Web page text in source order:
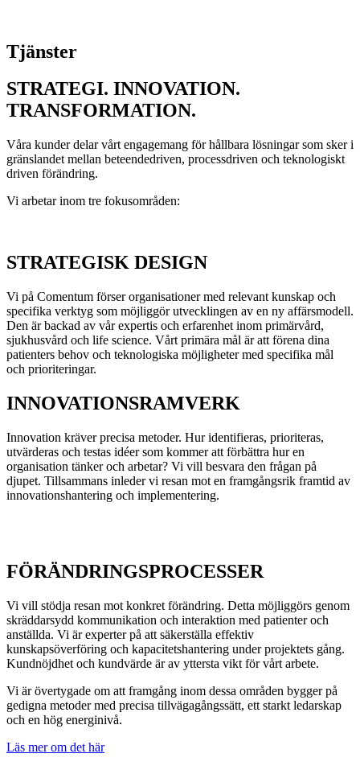
Tjänster
STRATEGI. INNOVATION.
TRANSFORMATION.
Våra kunder delar vårt engagemang för hållbara lösningar som sker i
gränslandet mellan beteendedriven, processdriven och teknologiskt
driven förändring.
Vi arbetar inom tre fokusområden:
STRATEGISK DESIGN
Vi på Comentum förser organisationer med relevant kunskap och
specifika verktyg som möjliggör utvecklingen av en ny affärsmodell.
Den är backad av vår expertis och erfarenhet inom primärvård,
sjukhusvård och life science. Vårt primära mål är att förena dina
patienters behov och teknologiska möjligheter med specifika mål
och prioriteringar.
INNOVATIONSRAMVERK
Innovation kräver precisa metoder. Hur identifieras, prioriteras,
utvärderas och testas idéer som kommer att förbättra hur en
organisation tänker och arbetar? Vi vill besvara den frågan på
djupet. Tillsammans inleder vi resan mot en framgångsrik framtid av
innovationshantering och implementering.
FÖRÄNDRINGSPROCESSER
Vi vill stödja resan mot konkret förändring. Detta möjliggörs genom
skräddarsydd kommunikation och interaktion med patienter och
anställda. Vi är experter på att säkerställa effektiv
kunskapsöverföring och kapacitetshantering under projektets gång.
Kundnöjdhet och kundvärde är av yttersta vikt för vårt arbete.
Vi är övertygade om att framgång inom dessa områden bygger på
gedigna metoder med precisa tillvägagångssätt, ett starkt ledarskap
och en hög energinivå.
Läs mer om det här